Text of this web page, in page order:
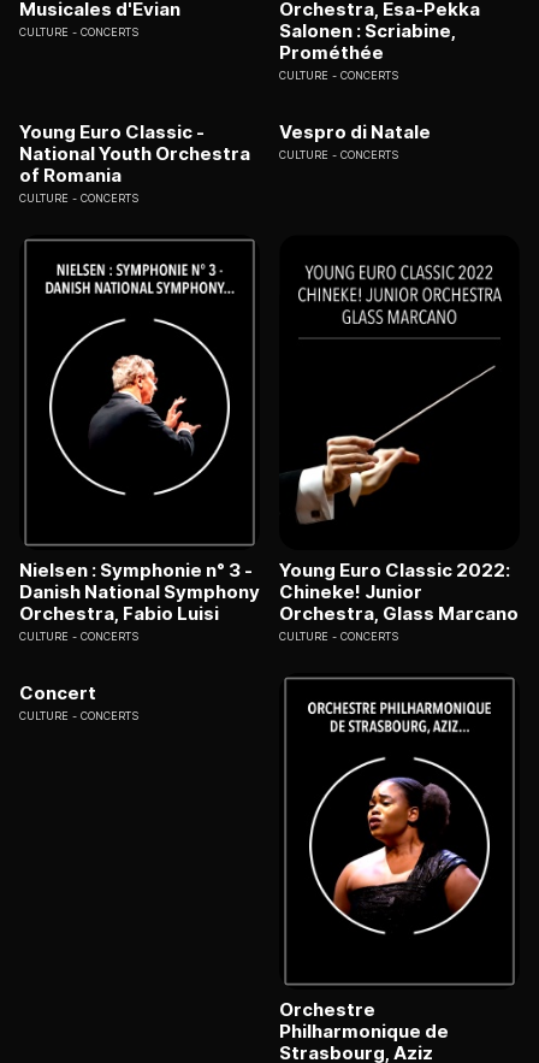
Musicales d'Evian
CULTURE CONCERTS
Orchestra, Esa-Pekka
Salonen : Scriabine,
Prométhée
CULTURE CONCERTS
Young Euro Classic -
National Youth Orchestra
of Romania
CULTURE CONCERTS
Vespro di Natale
CULTURE CONCERTS
Nielsen : Symphonie n° 3 -
Danish National Symphony
Orchestra, Fabio Luisi
CULTURE CONCERTS
Young Euro Classic 2022:
Chineke! Junior
Orchestra, Glass Marcano
CULTURE CONCERTS
Concert
CULTURE CONCERTS
Orchestre
Philharmonique de
Strasbourg, Aziz